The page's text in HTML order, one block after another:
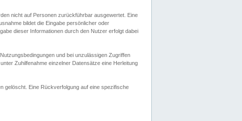
nicht auf Personen zurückführbar ausgewertet. Eine
bildet die Eingabe persönlicher oder
dieser Informationen durch den Nutzer erfolgt dabei
und bei unzulässigen Zugriffen
Zuhilfenahme einzelner Datensätze eine Herleitung
gelöscht. Eine Rückverfolgung auf eine spezifische